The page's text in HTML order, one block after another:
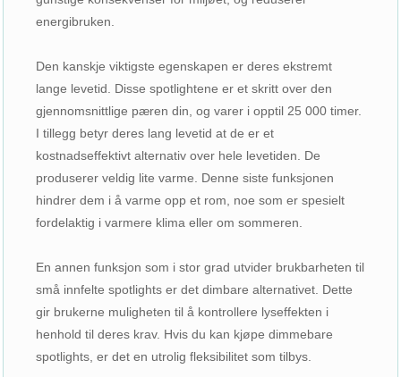
energibruken.
Den kanskje viktigste egenskapen er deres ekstremt
lange levetid. Disse spotlightene er et skritt over den
gjennomsnittlige pæren din, og varer i opptil 25 000 timer.
I tillegg betyr deres lang levetid at de er et
kostnadseffektivt alternativ over hele levetiden. De
produserer veldig lite varme. Denne siste funksjonen
hindrer dem i å varme opp et rom, noe som er spesielt
fordelaktig i varmere klima eller om sommeren.
En annen funksjon som i stor grad utvider brukbarheten til
små innfelte spotlights er det dimbare alternativet. Dette
gir brukerne muligheten til å kontrollere lyseffekten i
henhold til deres krav. Hvis du kan kjøpe dimmebare
spotlights, er det en utrolig fleksibilitet som tilbys.